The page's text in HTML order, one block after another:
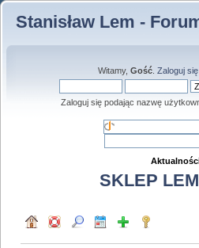
Stanisław Lem -
Witamy, Gość. Zaloguj się
Zaloguj się podając nazwę
SKLEP